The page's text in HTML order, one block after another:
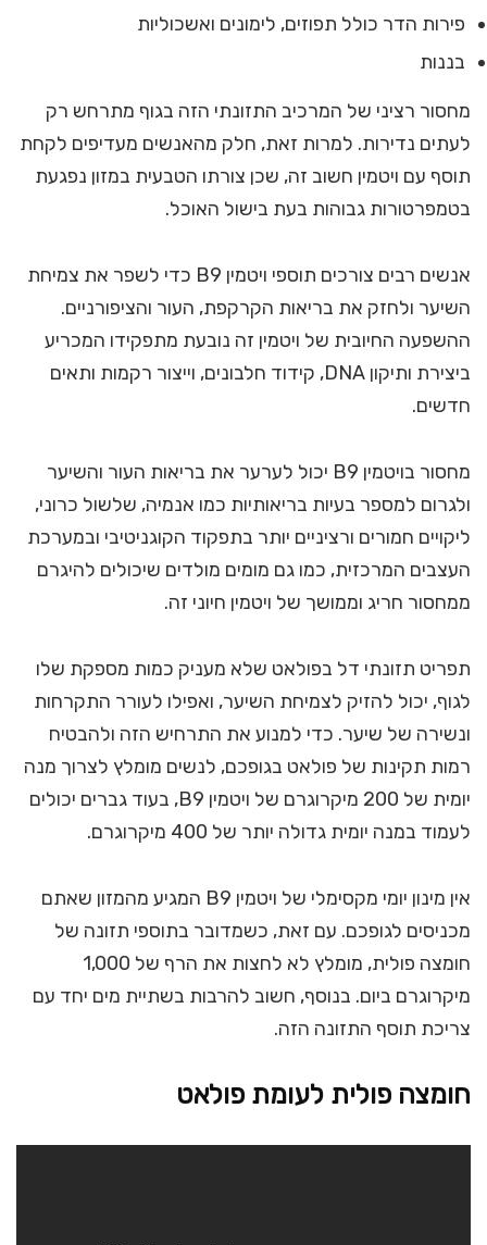
פירות הדר כולל תפוזים, לימונים ואשכוליות
בננות
מחסור רציני של המרכיב התזונתי הזה בגוף מתרחש רק
לעתים נדירות. למרות זאת, חלק מהאנשים מעדיפים לקחת
תוסף עם ויטמין חשוב זה, שכן צורתו הטבעית במזון נפגעת
בטמפרטורות גבוהות בעת בישול האוכל.
אנשים רבים צורכים תוספי ויטמין B9 כדי לשפר את צמיחת
השיער ולחזק את בריאות הקרקפת, העור והציפורניים.
ההשפעה החיובית של ויטמין זה נובעת מתפקידו המכריע
ביצירת ותיקון DNA, קידוד חלבונים, וייצור רקמות ותאים
חדשים.
מחסור בויטמין B9 יכול לערער את בריאות העור והשיער
ולגרום למספר בעיות בריאותיות כמו אנמיה, שלשול כרוני,
ליקויים חמורים ורציניים יותר בתפקוד הקוגניטיבי ובמערכת
העצבים המרכזית, כמו גם מומים מולדים שיכולים להיגרם
ממחסור חריג וממושך של ויטמין חיוני זה.
תפריט תזונתי דל בפולאט שלא מעניק כמות מספקת שלו
לגוף, יכול להזיק לצמיחת השיער, ואפילו לעורר התקרחות
ונשירה של שיער. כדי למנוע את התרחיש הזה ולהבטיח
רמות תקינות של פולאט בגופכם, לנשים מומלץ לצרוך מנה
יומית של 200 מיקרוגרם של ויטמין B9, בעוד גברים יכולים
לעמוד במנה יומית גדולה יותר של 400 מיקרוגרם.
אין מינון יומי מקסימלי של ויטמין B9 המגיע מהמזון שאתם
מכניסים לגופכם. עם זאת, כשמדובר בתוספי תזונה של
חומצה פולית, מומלץ לא לחצות את הרף של 1,000
מיקרוגרם ביום. בנוסף, חשוב להרבות בשתיית מים יחד עם
צריכת תוסף התזונה הזה.
חומצה פולית לעומת פולאט